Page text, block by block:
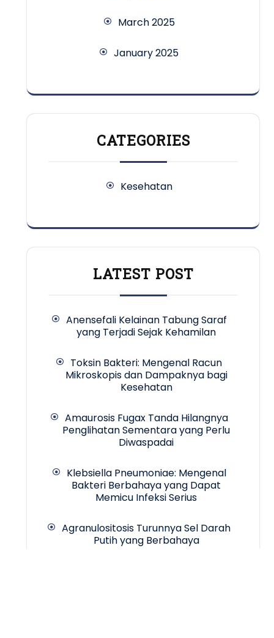
March 2025
January 2025
CATEGORIES
Kesehatan
LATEST POST
Anensefali Kelainan Tabung Saraf
yang Terjadi Sejak Kehamilan
Toksin Bakteri: Mengenal Racun
Mikroskopis dan Dampaknya bagi
Kesehatan
Amaurosis Fugax Tanda Hilangnya
Penglihatan Sementara yang Perlu
Diwaspadai
Klebsiella Pneumoniae: Mengenal
Bakteri Berbahaya yang Dapat
Memicu Infeksi Serius
Agranulositosis Turunnya Sel Darah
Putih yang Berbahaya